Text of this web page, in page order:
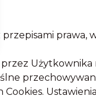
prawa,